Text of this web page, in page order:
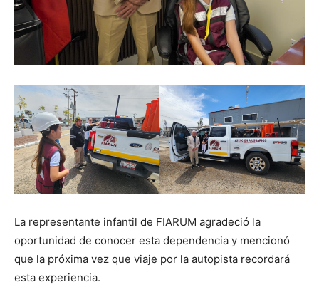
La representante infantil de FIARUM agradeció la
oportunidad de conocer esta dependencia y mencionó
que la próxima vez que viaje por la autopista recordará
esta experiencia.